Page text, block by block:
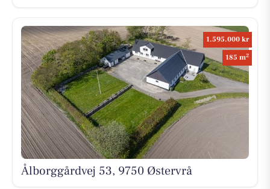
1.595.000 kr
185 m2
Ålborggårdvej 53, 9750 Østervrå